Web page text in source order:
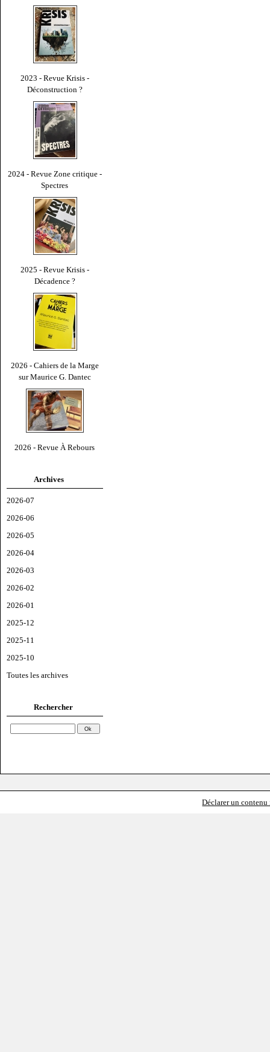
2023 - Revue Krisis -
Déconstruction ?
2024 - Revue Zone critique -
Spectres
2025 - Revue Krisis -
Décadence ?
2026 - Cahiers de la Marge
sur Maurice G. Dantec
2026 - Revue À Rebours
Archives
2026-07
2026-06
2026-05
2026-04
2026-03
2026-02
2026-01
2025-12
2025-11
2025-10
Toutes les archives
Rechercher
Déclarer un